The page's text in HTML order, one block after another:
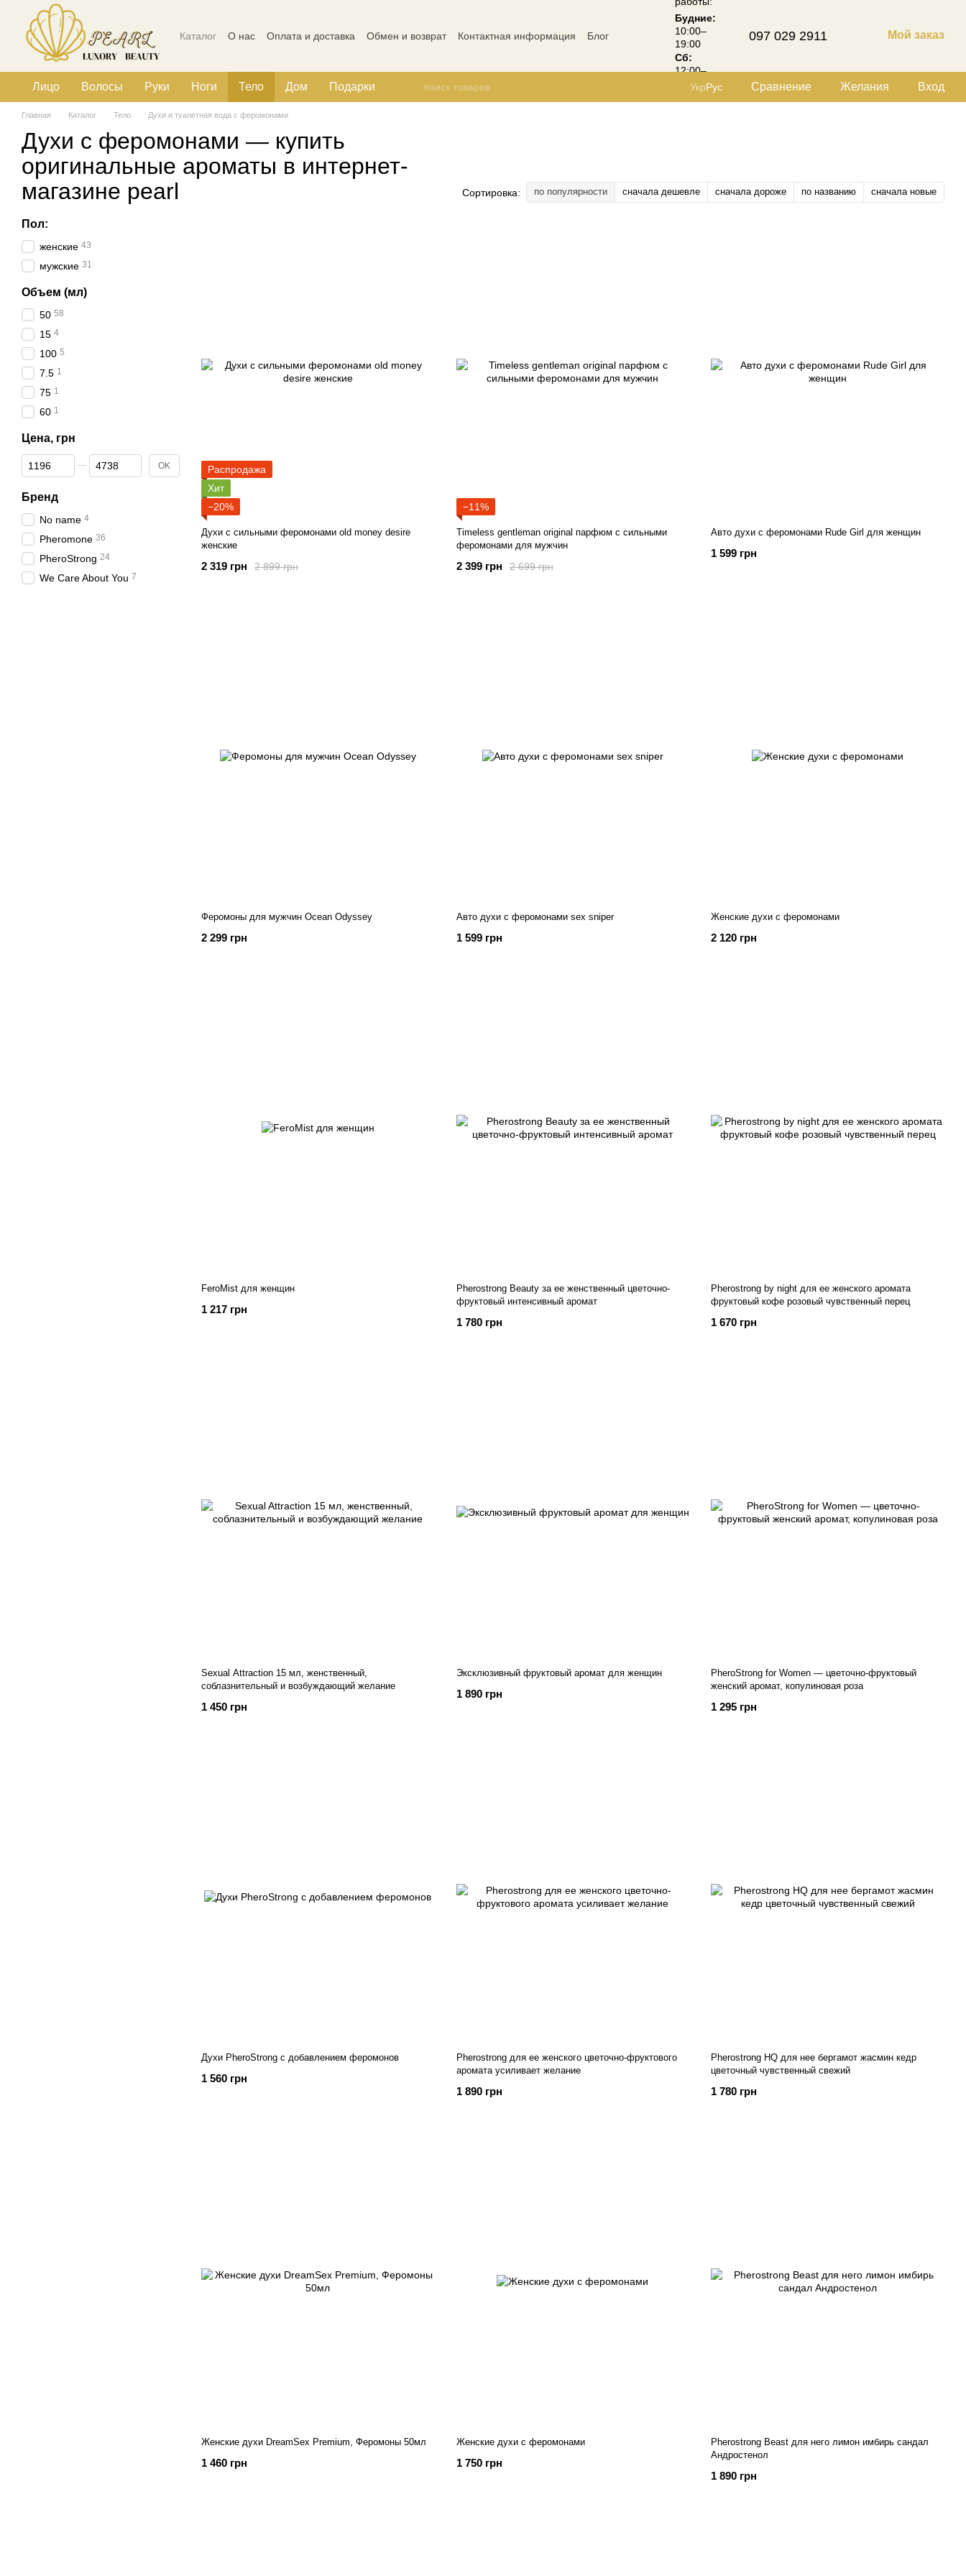
Перейти к основному контенту
Каталог О нас Оплата и доставка Обмен и возврат Контактная информация
Блог
Будние:
10:00–
19:00
Сб:
12:00–
18:00
097 029 2911 Мой заказ
Лицо Волосы Руки Ноги Тело Дом Подарки УкрРус Сравнение Желания Вход
Главная Каталог Тело Духи и туалетная вода с феромонами
Духи с феромонами — купить
оригинальные ароматы в интернет-
магазине pearl
Сортировка: по популярности сначала дешевле сначала дороже по названию сначала новые
Распродажа
Хит
−20%
Духи с сильными феромонами old money desire
женские
2 899 грн
2 319 грн
−11%
Timeless gentleman original парфюм с сильными
феромонами для мужчин
2 699 грн
2 399 грн
Авто духи с феромонами Rude Girl для женщин
1 599 грн
Феромоны для мужчин Ocean Odyssey
2 299 грн
Авто духи с феромонами sex sniper
1 599 грн
Женские духи с феромонами
2 120 грн
FeroMist для женщин
1 217 грн
Pherostrong Beauty за ее женственный цветочно-
фруктовый интенсивный аромат
1 780 грн
Pherostrong by night для ее женского аромата
фруктовый кофе розовый чувственный перец
1 670 грн
Sexual Attraction 15 мл, женственный,
соблазнительный и возбуждающий желание
1 450 грн
Эксклюзивный фруктовый аромат для женщин
1 890 грн
PheroStrong for Women — цветочно-фруктовый
женский аромат, копулиновая роза
1 295 грн
Духи PheroStrong с добавлением феромонов
1 560 грн
Pherostrong для ее женского цветочно-фруктового
аромата усиливает желание
1 890 грн
Pherostrong HQ для нее бергамот жасмин кедр
цветочный чувственный свежий
1 780 грн
Женские духи DreamSex Premium, Феромоны 50мл
1 460 грн
Женские духи с феромонами
1 750 грн
Pherostrong Beast для него лимон имбирь сандал
Андростенол
1 890 грн
Пол:
женские 43
мужские 31
Объем (мл)
50 58
15 4
100 5
7.5 1
75 1
60 1
Цена, грн
От Цена, грн
До Цена, грн OK
Бренд
No name 4
Pheromone 36
PheroStrong 24
We Care About You 7